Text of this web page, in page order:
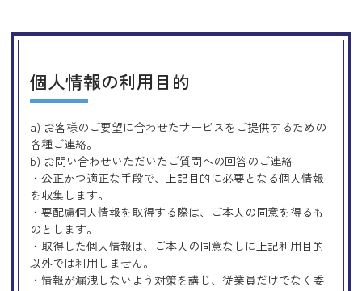
個人情報の利用目的
a) お客様のご要望に合わせたサービスをご提供するための
各種ご連絡。
b) お問い合わせいただいたご質問への回答のご連絡
・公正かつ適正な手段で、上記目的に必要となる個人情報
を収集します。
・要配慮個人情報を取得する際は、ご本人の同意を得るも
のとします。
・取得した個人情報は、ご本人の同意なしに上記利用目的
以外では利用しません。
・情報が漏洩しないよう対策を講じ、従業員だけでなく委